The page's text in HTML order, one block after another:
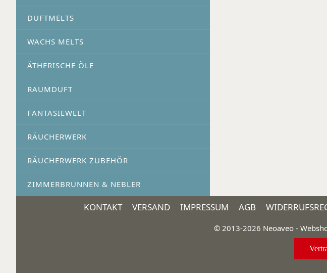
DUFTMELTS
WACHS MELTS
ÄTHERISCHE ÖLE
RAUMDUFT
FANTASIEWELT
RÄUCHERWERK
RÄUCHERWERK ZUBEHÖR
ZIMMERBRUNNEN & NEBLER
KONTAKT VERSAND IMPRESSUM AGB
© 2013-2026 Neoaveo -